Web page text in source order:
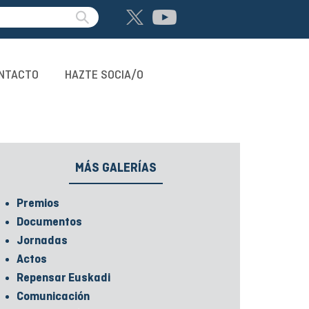
HAZTE SOCIA/O
MÁS GALERÍAS
Premios
Documentos
Jornadas
Actos
Repensar Euskadi
Comunicación